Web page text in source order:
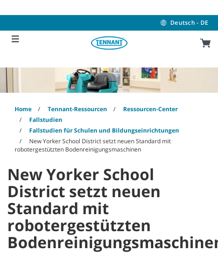
to
to
menu
Deutsch - DE
Home Tennant-Ressourcen
Ressourcen-Center
Fallstudien
Fallstudien für Schulen und Bildungseinrichtungen
New Yorker School District setzt neuen Standard mit
robotergestützten Bodenreinigungsmaschinen
New Yorker School
District setzt neuen
Standard mit
robotergestützten